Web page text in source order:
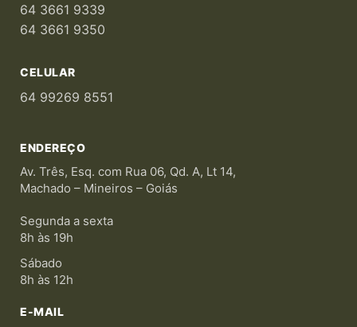
64 3661 9339
64 3661 9350
CELULAR
64 99269 8551
ENDEREÇO
Av. Três, Esq. com Rua 06, Qd. A, Lt 14,
Machado – Mineiros – Goiás
Segunda a sexta
8h às 19h
Sábado
8h às 12h
E-MAIL